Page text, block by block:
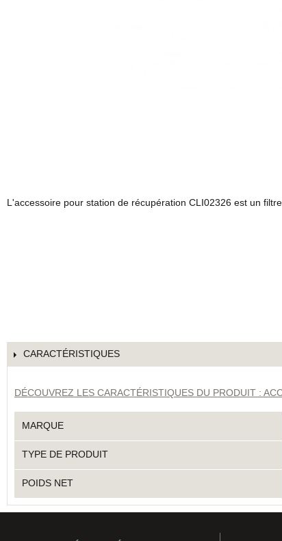
L'accessoire pour station de récupération CLI02326 est un
CARACTÉRISTIQUES
DÉCOUVREZ LES CARACTÉRISTIQUES DU PRODUIT :
MARQUE
TYPE DE PRODUIT
POIDS NET